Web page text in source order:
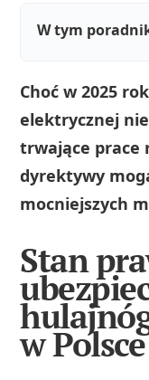
W tym
Choć w 2025
elektrycznej
trwające prace
dyrektywy
mocniejszych
Stan
w Polsce